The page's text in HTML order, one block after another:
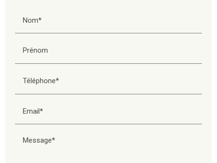
Nom*
Prénom
Téléphone*
Email*
Message*